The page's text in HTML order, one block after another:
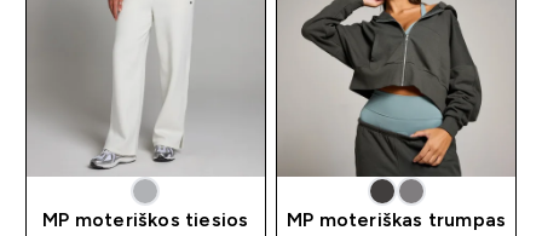
MP moteriškos tiesios
MP moteriškas trumpas